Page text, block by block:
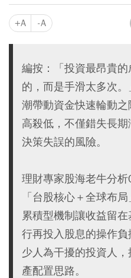
+A -A
編按：「投資最昂貴
的，而是手滑太多次
潮帶動資金快速輪動
高殺低，不僅錯失長
決策失誤的風險。
理財專家股海老牛分
「台股核心＋全球布
累積型機制讓收益留
行再投入股息的操作
少人為干擾的投資人
產配置思路。